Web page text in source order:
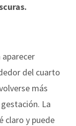
del cuarto
más
La
claro y puede